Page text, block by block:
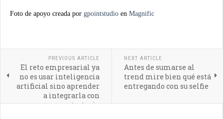
Foto de apoyo creada por gpointstudio en Magnific
PREVIOUS ARTICLE
El reto empresarial ya
no es usar inteligencia
artificial sino aprender
a integrarla con
estrategia
NEXT ARTICLE
Antes de sumarse al
trend mire bien qué está
entregando con su selfie